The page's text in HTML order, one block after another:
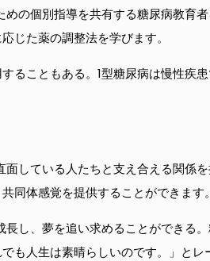
の個別指導を共有する糖尿病教育
じた薬の調整法を学びます。
ることもある。1型糖尿病は慢性疾
している人たちと支え合える関係
同体感覚を提供することができます。
し、夢を追い求めることができる
人生は素晴らしいのです。」とレ